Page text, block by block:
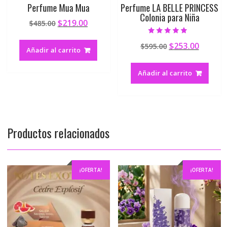
Perfume Mua Mua
$485.00 $219.00
Añadir al carrito
Perfume LA BELLE PRINCESS
Colonia para Niña
5.00
de 5
$595.00 $253.00
Añadir al carrito
Productos relacionados
¡OFERTA! ¡OFERTA!